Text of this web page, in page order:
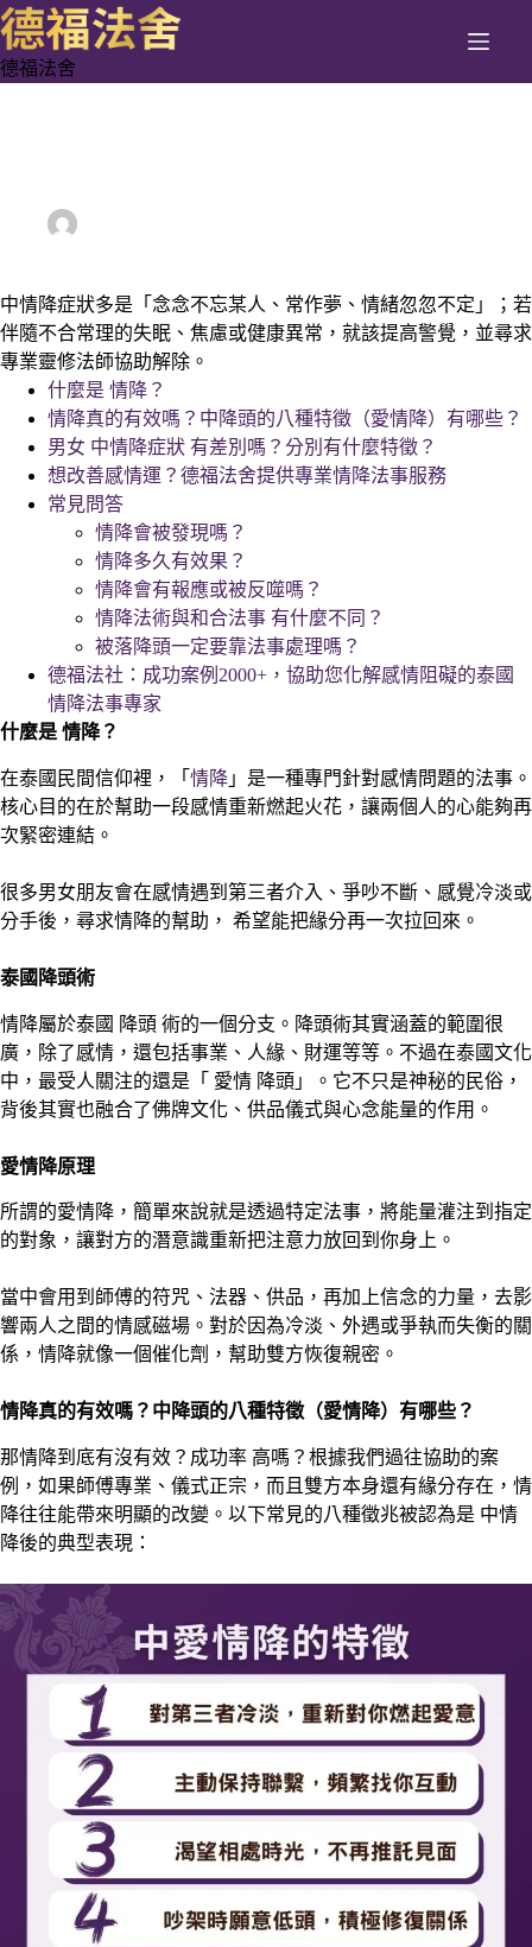
跳
至
主
德福法舍
中情降症狀多是「念念不忘某人、常作夢、情緒忽忽不定」；若
伴隨不合常理的失眠、焦慮或健康異常，就該提高警覺，並尋求
專業靈修法師協助解除。
什麼是 情降？
情降真的有效嗎？中降頭的八種特徵（愛情降）有哪些？
男女 中情降症狀 有差別嗎？分別有什麼特徵？
想改善感情運？德福法舍提供專業情降法事服務
常見問答
情降會被發現嗎？
情降多久有效果？
情降會有報應或被反噬嗎？
情降法術與和合法事 有什麼不同？
被落降頭一定要靠法事處理嗎？
德福法社：成功案例2000+，協助您化解感情阻礙的泰國
情降法事專家
什麼是 情降？
在泰國民間信仰裡，「 情降 」是一種專門針對感情問題的法事。
核心目的在於幫助一段感情重新燃起火花，讓兩個人的心能夠再
次緊密連結。
很多男女朋友會在感情遇到第三者介入、爭吵不斷、感覺冷淡或
分手後，尋求情降的幫助， 希望能把緣分再一次拉回來。
泰國降頭術
情降屬於泰國 降頭 術的一個分支。降頭術其實涵蓋的範圍很
廣，除了感情，還包括事業、人緣、財運等等。不過在泰國文化
中，最受人關注的還是「 愛情 降頭」。它不只是神秘的民俗，
背後其實也融合了佛牌文化、供品儀式與心念能量的作用。
愛情降原理
所謂的愛情降，簡單來說就是透過特定法事，將能量灌注到指定
的對象，讓對方的潛意識重新把注意力放回到你身上。
當中會用到師傅的符咒、法器、供品，再加上信念的力量，去影
響兩人之間的情感磁場。對於因為冷淡、外遇或爭執而失衡的關
係，情降就像一個催化劑，幫助雙方恢復親密。
情降真的有效嗎？中降頭的八種特徵（愛情降）有哪些？
那情降到底有沒有效？成功率 高嗎？根據我們過往協助的案
例，如果師傅專業、儀式正宗，而且雙方本身還有緣分存在，情
降往往能帶來明顯的改變。以下常見的八種徵兆被認為是 中情
降後的典型表現：